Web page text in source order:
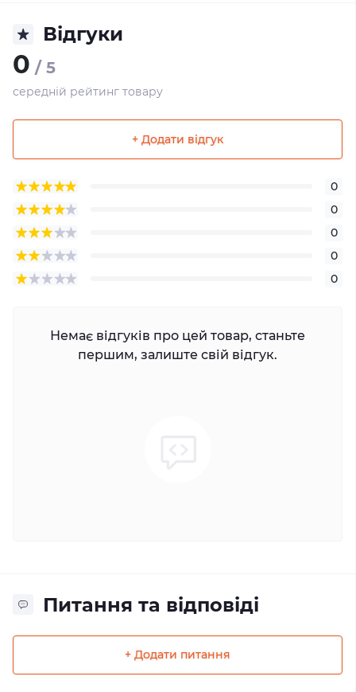
Відгуки
0 / 5
середній рейтинг товару
+ Додати відгук
0
0
0
0
0
Немає відгуків про цей товар, станьте
першим, залиште свій відгук.
Питання та відповіді
+ Додати питання